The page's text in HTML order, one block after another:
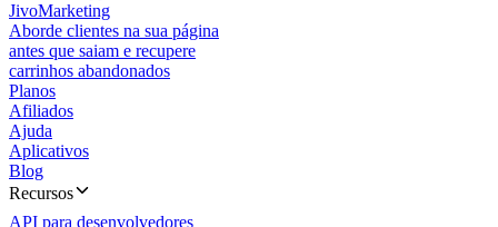
JivoMarketing
Aborde clientes na sua página
antes que saiam e recupere
carrinhos abandonados
Planos
Afiliados
Ajuda
Aplicativos
Blog
Recursos
API para desenvolvedores